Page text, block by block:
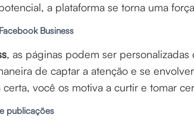
a plataforma se torna uma
Business
, as páginas podem ser
de captar a atenção e se
você os motiva a curtir e tomar
publicações